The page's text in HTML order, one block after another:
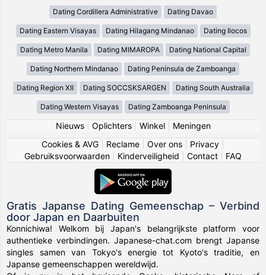
Dating Cordillera Administrative Dating Davao
Dating Eastern Visayas Dating Hilagang Mindanao Dating Ilocos
Dating Metro Manila Dating MIMAROPA Dating National Capital
Dating Northern Mindanao Dating Península de Zamboanga
Dating Region XII Dating SOCCSKSARGEN Dating South Australia
Dating Western Visayas Dating Zamboanga Peninsula
Nieuws| Oplichters| Winkel| Meningen
Cookies & AVG
Reclame Over ons Privacy
Gebruiksvoorwaarden
Kinderveiligheid Contact FAQ
Gratis Japanse Dating Gemeenschap – Verbind
door Japan en Daarbuiten
Konnichiwa! Welkom bij Japan's belangrijkste platform voor
authentieke verbindingen. Japanese-chat.com brengt Japanse
singles samen van Tokyo's energie tot Kyoto's traditie, en
Japanse gemeenschappen wereldwijd.